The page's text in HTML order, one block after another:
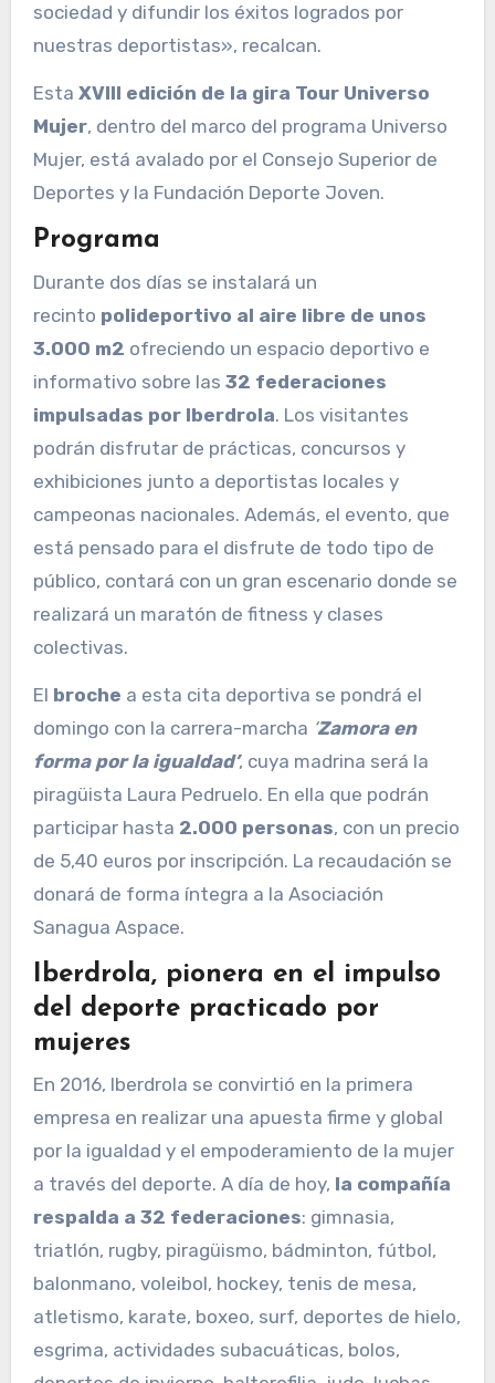
sociedad y difundir los éxitos logrados por
nuestras deportistas», recalcan.
Esta XVIII edición de la gira Tour Universo
Mujer, dentro del marco del programa Universo
Mujer, está avalado por el Consejo Superior de
Deportes y la Fundación Deporte Joven.
Programa
Durante dos días se instalará un
recinto polideportivo al aire libre de unos
3.000 m2 ofreciendo un espacio deportivo e
informativo sobre las 32 federaciones
impulsadas por Iberdrola. Los visitantes
podrán disfrutar de prácticas, concursos y
exhibiciones junto a deportistas locales y
campeonas nacionales. Además, el evento, que
está pensado para el disfrute de todo tipo de
público, contará con un gran escenario donde se
realizará un maratón de fitness y clases
colectivas.
El broche a esta cita deportiva se pondrá el
domingo con la carrera-marcha ‘Zamora en
forma por la igualdad’, cuya madrina será la
piragüista Laura Pedruelo. En ella que podrán
participar hasta 2.000 personas, con un precio
de 5,40 euros por inscripción. La recaudación se
donará de forma íntegra a la Asociación
Sanagua Aspace.
Iberdrola, pionera en el impulso
del deporte practicado por
mujeres
En 2016, Iberdrola se convirtió en la primera
empresa en realizar una apuesta firme y global
por la igualdad y el empoderamiento de la mujer
a través del deporte. A día de hoy, la compañía
respalda a 32 federaciones: gimnasia,
triatlón, rugby, piragüismo, bádminton, fútbol,
balonmano, voleibol, hockey, tenis de mesa,
atletismo, karate, boxeo, surf, deportes de hielo,
esgrima, actividades subacuáticas, bolos,